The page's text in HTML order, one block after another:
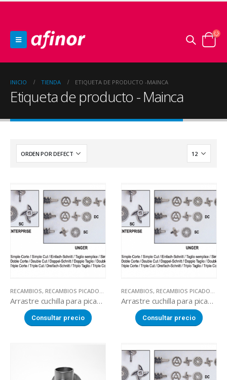
INICIO TIENDA ETIQUETA DE PRODUCTO -MAINCA
Etiqueta de producto - Mainca
RECAMBIOS, RECAMBIOS PICADORAS DE CARNE
Arrastre cuchilla para picadora Mainca
Consultar precio
RECAMBIOS, RECAMBIOS PICADORAS DE CARNE
Arrastre cuchilla para picadora Mainca
Consultar precio